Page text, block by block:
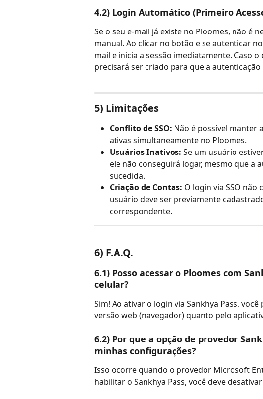
4.2) Login Automático (Primeiro
Se o seu e-mail já existe no Ploomes, não é
manual. Ao clicar no botão e se autenticar
mail e inicia a sessão imediatamente. Caso
precisará ser criado para que a
5) Limitações
Conflito de SSO: Não é possível manter
ativas simultaneamente no Ploomes.
Usuários Inativos: Se um usuário
ele não conseguirá logar, mesmo que a
sucedida.
Criação de Contas: O login via SSO
usuário deve ser previamente
correspondente.
6) F.A.Q.
6.1) Posso acessar o Ploomes com
celular?
Sim! Ao ativar o login via Sankhya Pass,
versão web (navegador) quanto pelo
6.2) Por que a opção de provedor
minhas configurações?
Isso ocorre quando o provedor Microsoft
habilitar o Sankhya Pass, você deve